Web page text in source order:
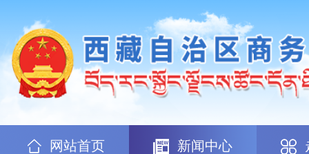
网站首页 新闻中心